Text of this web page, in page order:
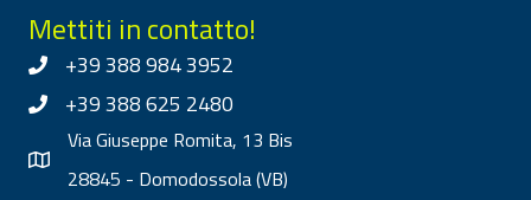
Mettiti in contatto!
+39 388 984 3952
+39 388 625 2480
Via Giuseppe Romita, 13 Bis
28845 - Domodossola (VB)